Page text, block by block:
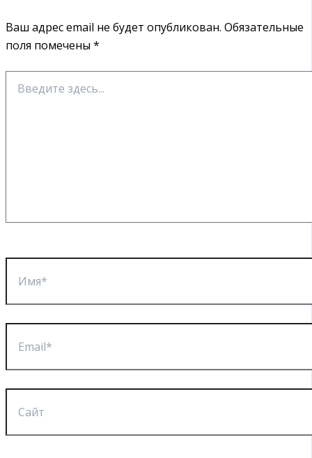
Ваш адрес email не будет опубликован. Обязательные
поля помечены *
здесь...